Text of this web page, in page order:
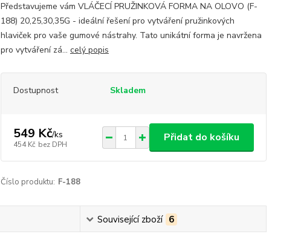
Představujeme vám VLÁČECÍ PRUŽINKOVÁ FORMA NA OLOVO (F-
188) 20,25,30,35G - ideální řešení pro vytváření pružinkových
hlaviček pro vaše gumové nástrahy. Tato unikátní forma je navržena
pro vytváření zá... celý popis
Dostupnost Skladem
549 Kč/ks
454 Kč bez DPH
Přidat do košíku
Číslo produktu: F-188
Související zboží 6